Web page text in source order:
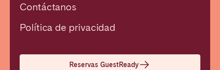
Contáctanos
Política de privacidad
Reservas GuestReady